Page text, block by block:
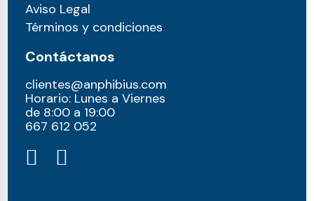
Aviso Legal
Términos y condiciones
Contáctanos
clientes@anphibius.com
Horario: Lunes a Viernes
de 8:00 a 19:00
667 612 052​